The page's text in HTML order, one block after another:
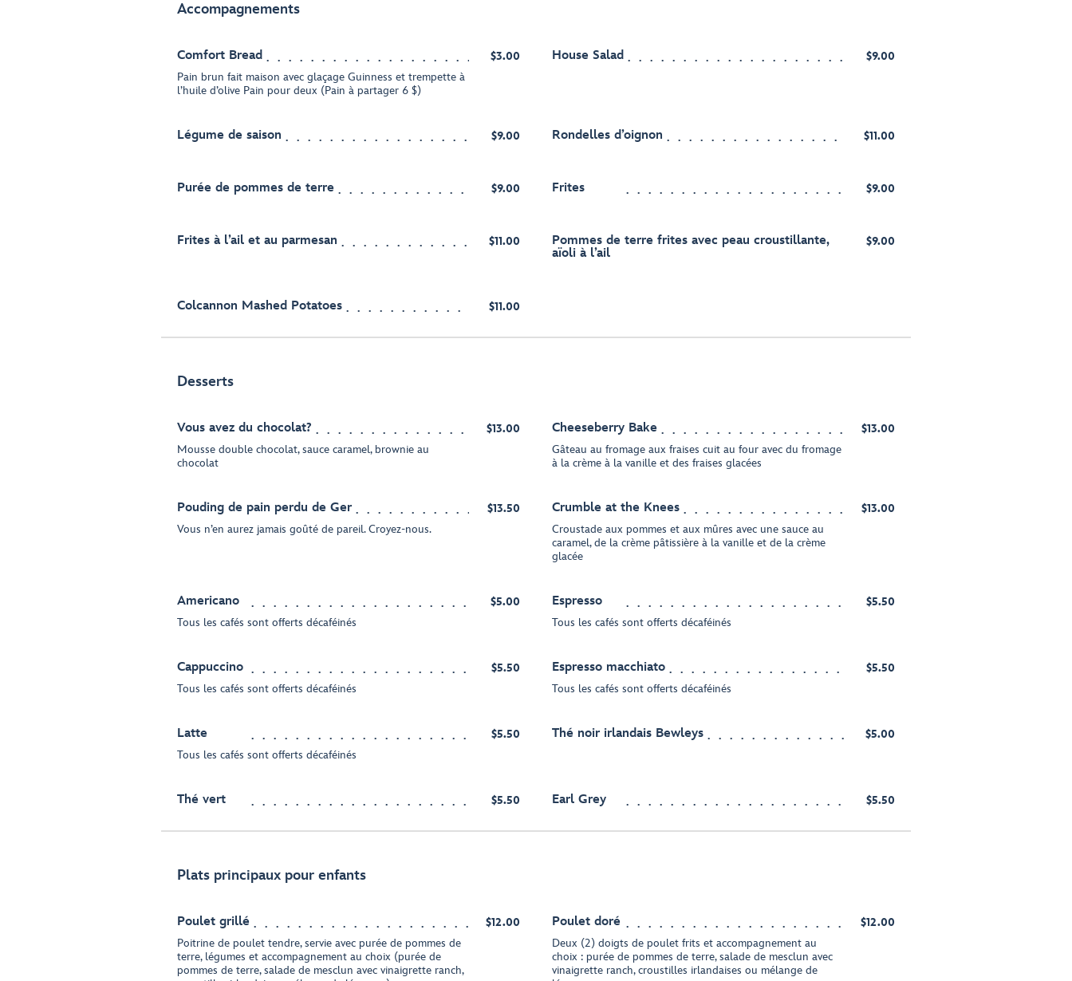
Accompagnements
Comfort Bread
Pain brun fait maison avec glaçage Guinness et trempette à
l’huile d’olive Pain pour deux (Pain à partager 6 $)
$3.00 House Salad $9.00
Légume de saison $9.00 Rondelles d’oignon $11.00
Purée de pommes de terre $9.00 Frites $9.00
Frites à l’ail et au parmesan $11.00
Pommes de terre frites avec peau croustillante,
aïoli à l’ail
$9.00
Colcannon Mashed Potatoes $11.00
Desserts
Vous avez du chocolat?
Mousse double chocolat, sauce caramel, brownie au
chocolat
$13.00 Cheeseberry Bake
Gâteau au fromage aux fraises cuit au four avec du fromage
à la crème à la vanille et des fraises glacées
$13.00
Pouding de pain perdu de Ger
Vous n’en aurez jamais goûté de pareil. Croyez-nous.
$13.50 Crumble at the Knees
Croustade aux pommes et aux mûres avec une sauce au
caramel, de la crème pâtissière à la vanille et de la crème
glacée
$13.00
Americano
Tous les cafés sont offerts décaféinés
$5.00 Espresso
Tous les cafés sont offerts décaféinés
$5.50
Cappuccino
Tous les cafés sont offerts décaféinés
$5.50 Espresso macchiato
Tous les cafés sont offerts décaféinés
$5.50
Latte
Tous les cafés sont offerts décaféinés
$5.50 Thé noir irlandais Bewleys $5.00
Thé vert $5.50 Earl Grey $5.50
Plats principaux pour enfants
Poulet grillé
Poitrine de poulet tendre, servie avec purée de pommes de
terre, légumes et accompagnement au choix (purée de
pommes de terre, salade de mesclun avec vinaigrette ranch,
$12.00 Poulet doré
Deux (2) doigts de poulet frits et accompagnement au
choix : purée de pommes de terre, salade de mesclun avec
vinaigrette ranch, croustilles irlandaises ou mélange de
$12.00